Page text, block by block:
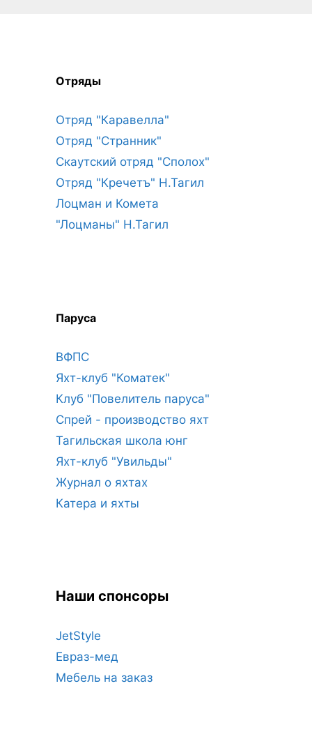
Отряды
Отряд "Каравелла"
Отряд "Странник"
Скаутский отряд "Сполох"
Отряд "Кречетъ" Н.Тагил
Лоцман и Комета
"Лоцманы" Н.Тагил
Паруса
ВФПС
Яхт-клуб "Коматек"
Клуб "Повелитель паруса"
Спрей - производство яхт
Тагильская школа юнг
Яхт-клуб "Увильды"
Журнал о яхтах
Катера и яхты
Наши спонсоры
JetStyle
Евраз-мед
Мебель на заказ